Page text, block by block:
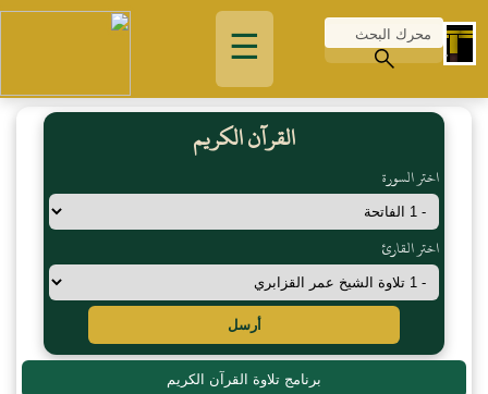
☰
القرآن الكريم
اختر السورة
اختر القارئ
أرسل
برنامج تلاوة القرآن الكريم